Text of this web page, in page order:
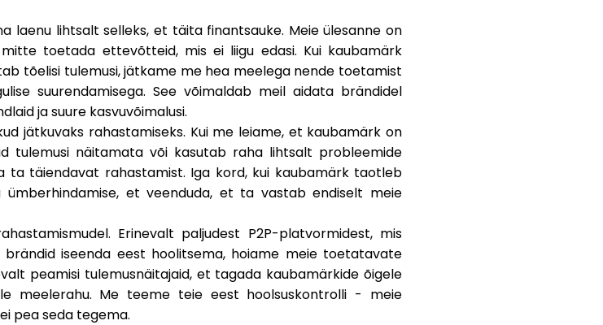
laenu lihtsalt selleks, et täita finantsauke. Meie ülesanne on
toetada ettevõtteid, mis ei liigu edasi. Kui kaubamärk
tõelisi tulemusi, jätkame me hea meelega nende toetamist
suurendamisega. See võimaldab meil aidata brändidel
ja suure kasvuvõimalusi.
jätkuvaks rahastamiseks. Kui me leiame, et kaubamärk on
tulemusi näitamata või kasutab raha lihtsalt probleemide
ta täiendavat rahastamist. Iga kord, kui kaubamärk taotleb
et veenduda, et ta vastab endiselt meie
Erinevalt paljudest P2P-platvormidest, mis
iseenda eest hoolitsema, hoiame meie toetatavate
peamisi tulemusnäitajaid, et tagada kaubamärkide õigele
meelerahu. Me teeme teie eest hoolsuskontrolli - meie
pea seda tegema.